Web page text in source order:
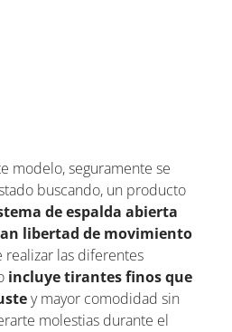
modelo, seguramente se
buscando, un producto
de espalda abierta
libertad de movimiento
realizar las diferentes
incluye tirantes finos que
y mayor comodidad sin
molestias durante el